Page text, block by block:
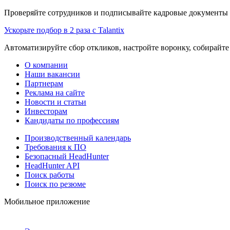
Проверяйте сотрудников и подписывайте кадровые
Ускорьте подбор в 2 раза с Talantix
Автоматизируйте сбор откликов, настройте воронку,
О компании
Наши вакансии
Партнерам
Реклама на сайте
Новости и статьи
Инвесторам
Кандидаты по профессиям
Производственный календарь
Требования к ПО
Безопасный HeadHunter
HeadHunter API
Поиск работы
Поиск по резюме
Мобильное приложение